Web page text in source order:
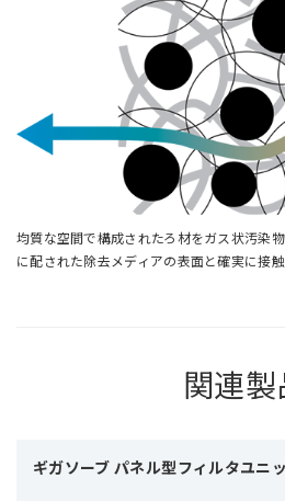
均質な空間で構成されたろ材をガス状汚染
に配された除去メディアの表面と確実に接触
関連製
ギガソーブ パネル型フィルタユニ